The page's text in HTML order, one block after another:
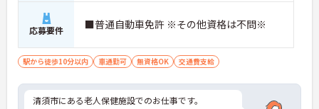
応募要件 ■普通自動車免許 ※その他資格は不問※
駅から徒歩10分以内 車通勤可 無資格OK 交通費支給
清須市にある老人保健施設でのお仕事です。